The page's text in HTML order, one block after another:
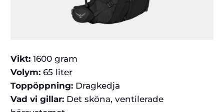
Vikt:1600 gram
Volym:65 liter
Toppöppning: Dragkedja
Vad vi gillar: Det sköna, ventilerade